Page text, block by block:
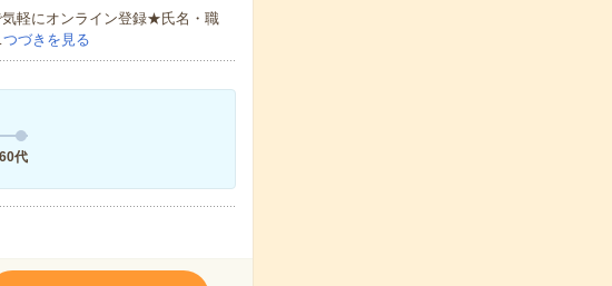
軽にオンライン登録★氏名・職
つづきを見る
60代